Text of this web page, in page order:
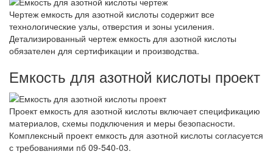
Чертеж емкость для азотной кислоты содержит все
технологические узлы, отверстия и зоны усиления.
Детализированный чертеж емкость для азотной кислоты
обязателен для сертификации и производства.
Емкость для азотной кислоты проект
Проект емкость для азотной кислоты включает спецификацию
материалов, схемы подключения и меры безопасности.
Комплексный проект емкость для азотной кислоты согласуется
с требованиями пб 09-540-03.